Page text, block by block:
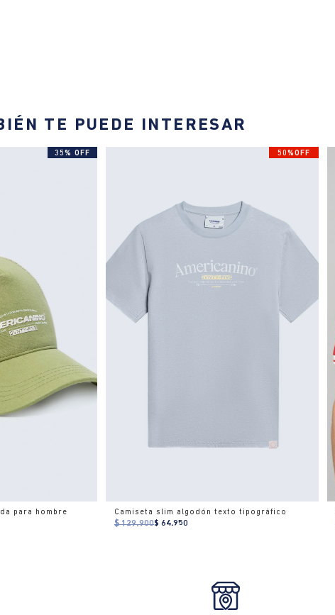
TE PUEDE INTERESAR
35% OFF
para hombre
50%OFF
Camiseta slim algodón texto tipográfico
$ 129.900$ 64.950